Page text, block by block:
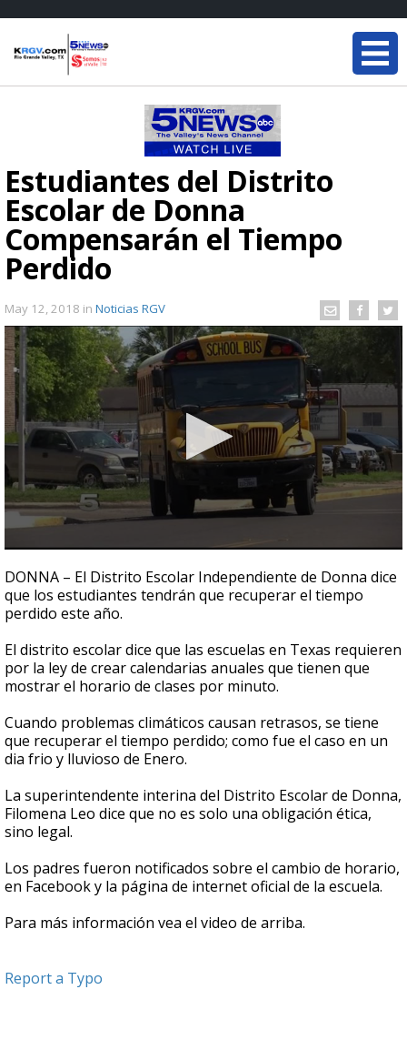
Estudiantes del Distrito
Escolar de Donna
Compensarán el Tiempo
Perdido
May 12, 2018 in Noticias RGV
seconds
of
1
minute,
seconds
DONNA – El Distrito Escolar Independiente de Donna dice
que los estudiantes tendrán que recuperar el tiempo
perdido este año.
El distrito escolar dice que las escuelas en Texas requieren
por la ley de crear calendarias anuales que tienen que
mostrar el horario de clases por minuto.
Cuando problemas climáticos causan retrasos, se tiene
que recuperar el tiempo perdido; como fue el caso en un
dia frio y lluvioso de Enero.
La superintendente interina del Distrito Escolar de Donna,
Filomena Leo dice que no es solo una obligación ética,
sino legal.
Los padres fueron notificados sobre el cambio de horario,
en Facebook y la página de internet oficial de la escuela.
Para más información vea el video de arriba.
Report a Typo